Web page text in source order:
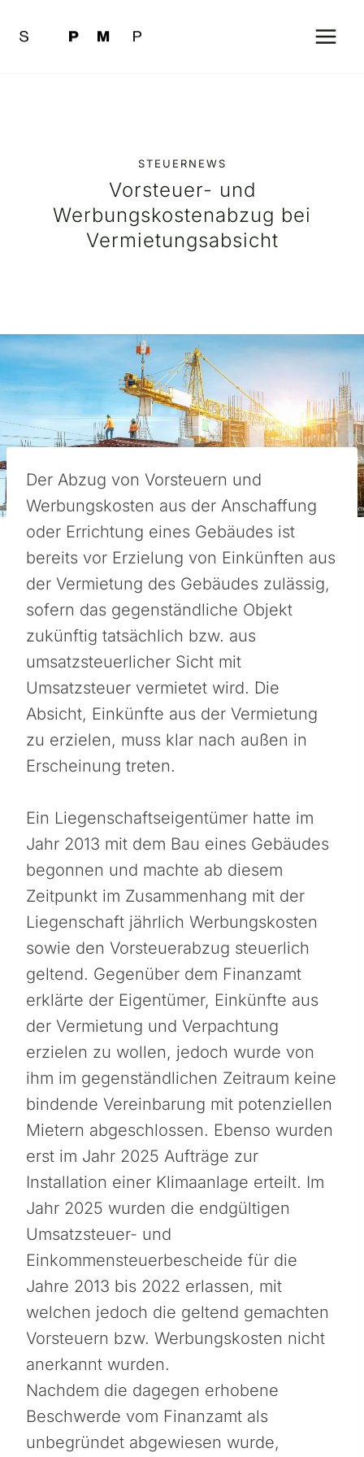
Inhalt
STEUERNEWS
Vorsteuer- und
Werbungskostenabzug bei
Vermietungsabsicht
Der Abzug von Vorsteuern und
Werbungskosten aus der Anschaffung
oder Errichtung eines Gebäudes ist
bereits vor Erzielung von Einkünften aus
der Vermietung des Gebäudes zulässig,
sofern das gegenständliche Objekt
zukünftig tatsächlich bzw. aus
umsatzsteuerlicher Sicht mit
Umsatzsteuer vermietet wird. Die
Absicht, Einkünfte aus der Vermietung
zu erzielen, muss klar nach außen in
Erscheinung treten.
Ein Liegenschaftseigentümer hatte im
Jahr 2013 mit dem Bau eines Gebäudes
begonnen und machte ab diesem
Zeitpunkt im Zusammenhang mit der
Liegenschaft jährlich Werbungskosten
sowie den Vorsteuerabzug steuerlich
geltend. Gegenüber dem Finanzamt
erklärte der Eigentümer, Einkünfte aus
der Vermietung und Verpachtung
erzielen zu wollen, jedoch wurde von
ihm im gegenständlichen Zeitraum keine
bindende Vereinbarung mit potenziellen
Mietern abgeschlossen. Ebenso wurden
erst im Jahr 2025 Aufträge zur
Installation einer Klimaanlage erteilt. Im
Jahr 2025 wurden die endgültigen
Umsatzsteuer- und
Einkommensteuerbescheide für die
Jahre 2013 bis 2022 erlassen, mit
welchen jedoch die geltend gemachten
Vorsteuern bzw. Werbungskosten nicht
anerkannt wurden.
Nachdem die dagegen erhobene
Beschwerde vom Finanzamt als
unbegründet abgewiesen wurde,